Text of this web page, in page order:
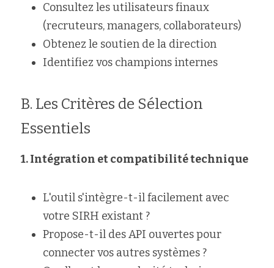
Consultez les utilisateurs finaux
(recruteurs, managers, collaborateurs)
Obtenez le soutien de la direction
Identifiez vos champions internes
B. Les Critères de Sélection
Essentiels
1. Intégration et compatibilité technique
L'outil s'intègre-t-il facilement avec
votre SIRH existant ?
Propose-t-il des API ouvertes pour
connecter vos autres systèmes ?